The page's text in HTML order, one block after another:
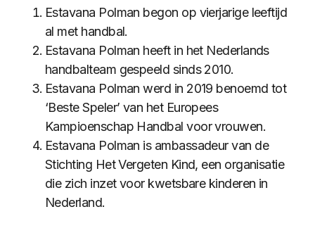
Estavana Polman begon op vierjarige leeftijd
al met handbal.
Estavana Polman heeft in het Nederlands
handbalteam gespeeld sinds 2010.
Estavana Polman werd in 2019 benoemd tot
‘Beste Speler’ van het Europees
Kampioenschap Handbal voor vrouwen.
Estavana Polman is ambassadeur van de
Stichting Het Vergeten Kind, een organisatie
die zich inzet voor kwetsbare kinderen in
Nederland.